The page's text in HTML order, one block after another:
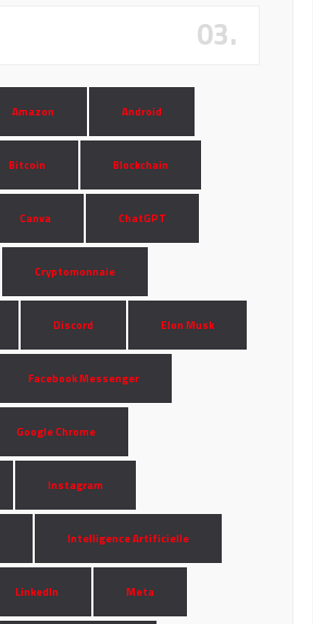
03.
Amazon Android
Bitcoin Blockchain
Canva ChatGPT
Cryptomonnaie
Discord Elon Musk
Facebook Messenger
Google Chrome
Instagram
Intelligence Artificielle
LinkedIn Meta